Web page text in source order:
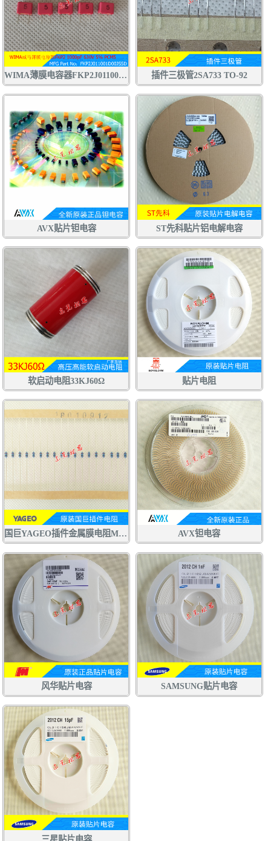
WIMA薄膜电容器FKP2J011001D00JSSD 1000pF 630V 5% 102J630V 插件三极管2SA733 TO-92
AVX贴片钽电容 ST先科贴片铝电解电容
软启动电阻33KJ60Ω 贴片电阻
国巨YAGEO插件金属膜电阻MFR AVX钽电容
风华贴片电容 SAMSUNG贴片电容
三星贴片电容